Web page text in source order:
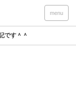
menu
です＾＾